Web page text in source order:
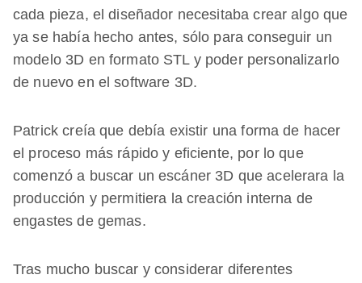
cada pieza, el diseñador necesitaba crear algo que
ya se había hecho antes, sólo para conseguir un
modelo 3D en formato STL y poder personalizarlo
de nuevo en el software 3D.
Patrick creía que debía existir una forma de hacer
el proceso más rápido y eficiente, por lo que
comenzó a buscar un escáner 3D que acelerara la
producción y permitiera la creación interna de
engastes de gemas.
Tras mucho buscar y considerar diferentes